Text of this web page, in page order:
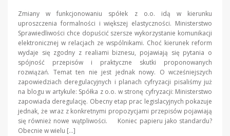
Zmiany w funkcjonowaniu spółek z o.o. idą w kierunku
uproszczenia formalności i większej elastyczności. Ministerstwo
Sprawiedliwości chce dopuścić szersze wykorzystanie komunikacji
elektronicznej w relacjach ze wspólnikami. Choć kierunek reform
wydaje się zgodny z realiami biznesu, pojawiają się pytania o
spójność przepisów i praktyczne skutki proponowanych
rozwiązań. Temat ten nie jest jednak nowy. O wcześniejszych
zapowiedziach deregulacyjnych i planach cyfryzacji pisaliśmy już
na blogu w artykule: Spółka z o.o. w stronę cyfryzacji: Ministerstwo
zapowiada deregulację. Obecny etap prac legislacyjnych pokazuje
jednak, że wraz z konkretnymi propozycjami przepisów pojawiają
się również nowe wątpliwości. Koniec papieru jako standardu?
Obecnie w wielu […]